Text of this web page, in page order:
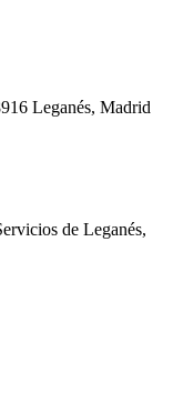
Leganés, Madrid
de Leganés,